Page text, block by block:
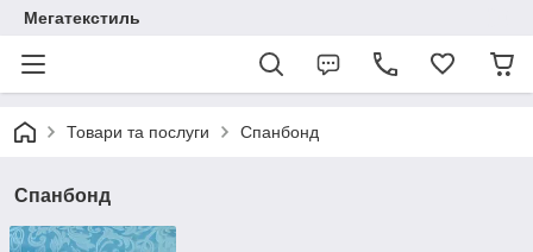
Мегатекстиль
Товари та послуги Спанбонд
Спанбонд